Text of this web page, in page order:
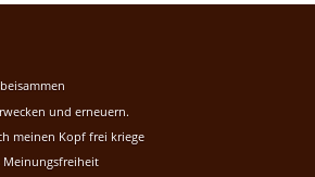
und erneuern.
meinen Kopf frei kriege